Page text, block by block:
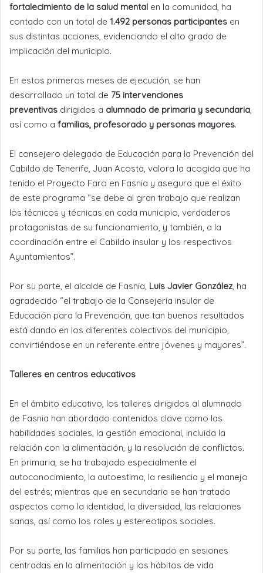
fortalecimiento de la salud mental en la comunidad, ha
contado con un total de 1.492 personas participantes en
sus distintas acciones, evidenciando el alto grado de
implicación del municipio.
En estos primeros meses de ejecución, se han
desarrollado un total de 75 intervenciones
preventivas dirigidos a alumnado de primaria y secundaria
así como a familias, profesorado y personas mayores.
El consejero delegado de Educación para la Prevención del
Cabildo de Tenerife, Juan Acosta, valora la acogida que ha
tenido el Proyecto Faro en Fasnia y asegura que el éxito
de este programa “se debe al gran trabajo que realizan
los técnicos y técnicas en cada municipio, verdaderos
protagonistas de su funcionamiento, y también, a la
coordinación entre el Cabildo insular y los respectivos
Ayuntamientos”.
Por su parte, el alcalde de Fasnia, Luis Javier González , ha
agradecido “el trabajo de la Consejería insular de
Educación para la Prevención, que tan buenos resultados
está dando en los diferentes colectivos del municipio,
convirtiéndose en un referente entre jóvenes y mayores”.
Talleres en centros educativos
En el ámbito educativo, los talleres dirigidos al alumnado
de Fasnia han abordado contenidos clave como las
habilidades sociales, la gestión emocional, incluida la
relación con la alimentación, y la resolución de conflictos.
En primaria, se ha trabajado especialmente el
autoconocimiento, la autoestima, la resiliencia y el manejo
del estrés; mientras que en secundaria se han tratado
aspectos como la identidad, la diversidad, las relaciones
sanas, así como los roles y estereotipos sociales.
Por su parte, las familias han participado en sesiones
centradas en la alimentación y los hábitos de vida